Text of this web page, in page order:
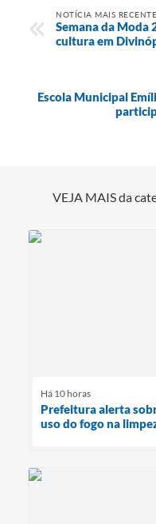
NOTÍCIA MAIS RECENTE
Semana da Moda
cultura em
Escola Municipal
VEJA MAIS da
Há 10 horas
Prefeitura alerta
uso do fogo na